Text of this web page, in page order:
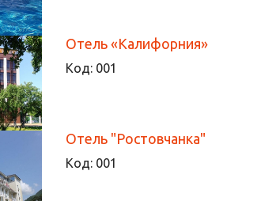
Отель «Калифорния»
Код: 001
Отель "Ростовчанка"
Код: 001